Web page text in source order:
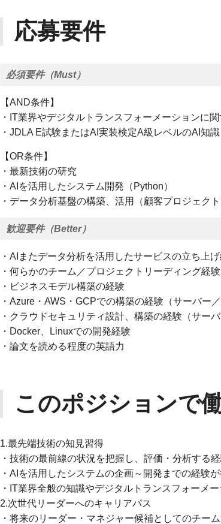
応募要件
必須要件（Must）
【AND条件】
・IT業界やデジタルトランスフォーメーションに
・JDLA E試験またはAI実装検定A級レベルのAI知識
【OR条件】
・最新技術の研究
・AIを活用したシステム開発（Python）
・データ分析基盤の構築、活用（顧客プロジェクト
歓迎要件（Better）
・AIまたデータ分析を活用したサービスの立ち上
・何らかのチーム／プロジェクトリーディング経
・ビジネスモデル構築の経験
・Azure・AWS・GCPでの構築の経験（サーバー
・クラウドセキュリティ設計、構築の経験（サー
・Docker、Linuxでの開発経験
・論文を読める程度の英語力
このポジションで
1.最先端技術の知見習得
・技術の最前線の状況を把握し、評価・分析する経
・AIを活用したシステムの企画～開発までの経験が
・IT業界全般の知識やデジタルトランスフォーメ
2.次世代リーダーへのキャリアパス
・将来のリーダー・マネジャー候補としてのチー